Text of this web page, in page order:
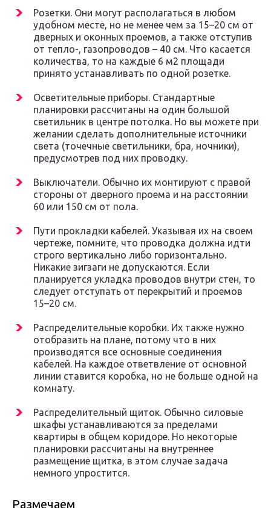
Розетки. Они могут располагаться в любом
удобном месте, но не менее чем за 15–20 см от
дверных и оконных проемов, а также отступив
от тепло-, газопроводов – 40 см. Что касается
количества, то на каждые 6 м2 площади
принято устанавливать по одной розетке.
Осветительные приборы. Стандартные
планировки рассчитаны на один большой
светильник в центре потолка. Но вы можете при
желании сделать дополнительные источники
света (точечные светильники, бра, ночники),
предусмотрев под них проводку.
Выключатели. Обычно их монтируют с правой
стороны от дверного проема и на расстоянии
60 или 150 см от пола.
Пути прокладки кабелей. Указывая их на своем
чертеже, помните, что проводка должна идти
строго вертикально либо горизонтально.
Никакие зигзаги не допускаются. Если
планируется укладка проводов внутри стен, то
следует отступать от перекрытий и проемов
15–20 см.
Распределительные коробки. Их также нужно
отобразить на плане, потому что в них
производятся все основные соединения
кабелей. На каждое ответвление от основной
линии ставится коробка, но не больше одной на
комнату.
Распределительный щиток. Обычно силовые
шкафы устанавливаются за пределами
квартиры в общем коридоре. Но некоторые
планировки рассчитаны на внутреннее
размещение щитка, в этом случае задача
немного упростится.
Размечаем